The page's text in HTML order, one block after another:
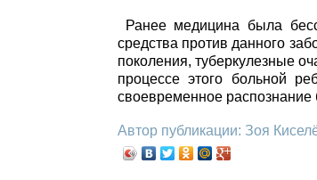
Ранее медицина была
средства против данного
поколения, туберкулезные
процессе этого больной
своевременное
Автор публикации: Зоя